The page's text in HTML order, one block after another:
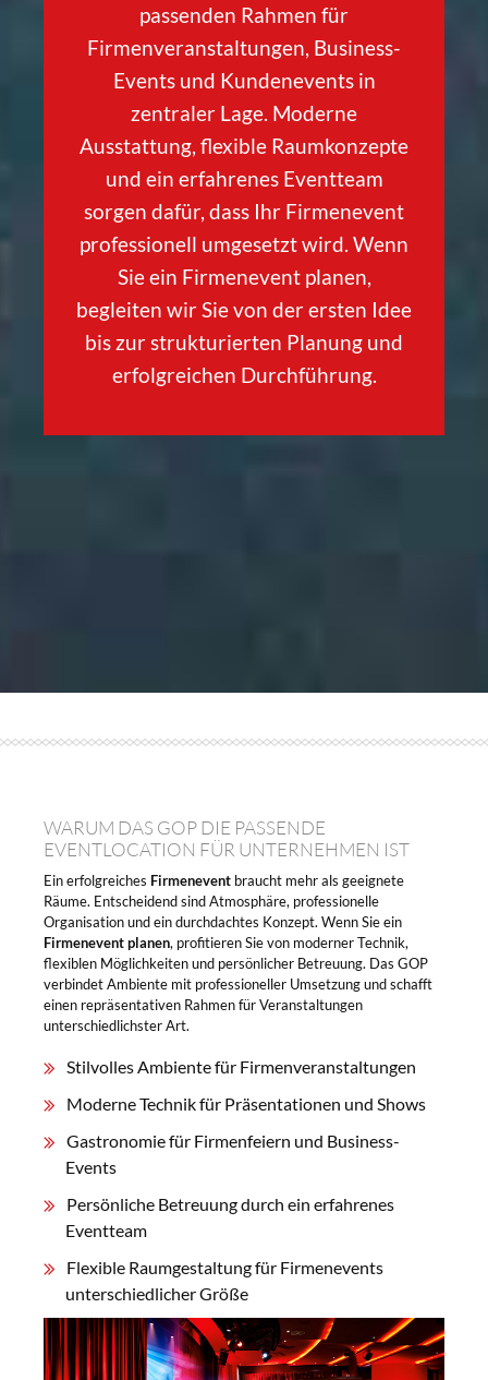
passenden Rahmen für
Firmenveranstaltungen, Business-
Events und Kundenevents in
zentraler Lage. Moderne
Ausstattung, flexible Raumkonzepte
und ein erfahrenes Eventteam
sorgen dafür, dass Ihr Firmenevent
professionell umgesetzt wird. Wenn
Sie ein Firmenevent planen,
begleiten wir Sie von der ersten Idee
bis zur strukturierten Planung und
erfolgreichen Durchführung.
WARUM DAS GOP DIE PASSENDE
EVENTLOCATION FÜR UNTERNEHMEN IST
Ein erfolgreiches Firmenevent braucht mehr als geeignete
Räume. Entscheidend sind Atmosphäre, professionelle
Organisation und ein durchdachtes Konzept. Wenn Sie ein
Firmenevent planen, profitieren Sie von moderner Technik,
flexiblen Möglichkeiten und persönlicher Betreuung. Das GOP
verbindet Ambiente mit professioneller Umsetzung und schafft
einen repräsentativen Rahmen für Veranstaltungen
unterschiedlichster Art.
Stilvolles Ambiente für Firmenveranstaltungen
Moderne Technik für Präsentationen und Shows
Gastronomie für Firmenfeiern und Business-
Events
Persönliche Betreuung durch ein erfahrenes
Eventteam
Flexible Raumgestaltung für Firmenevents
unterschiedlicher Größe